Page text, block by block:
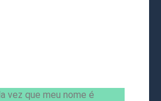
vez que meu nome é